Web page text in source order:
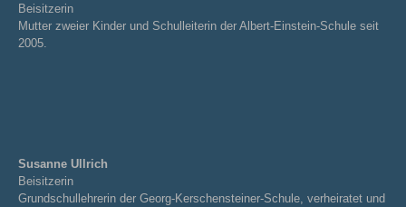
Beisitzerin
Mutter zweier Kinder und Schulleiterin der Albert-Einstein-Schule seit
2005.
Susanne Ullrich
Beisitzerin
Grundschullehrerin der Georg-Kerschensteiner-Schule, verheiratet und